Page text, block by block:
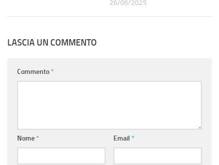
26/06/2025
LASCIA UN COMMENTO
Commento*
Nome* Email *